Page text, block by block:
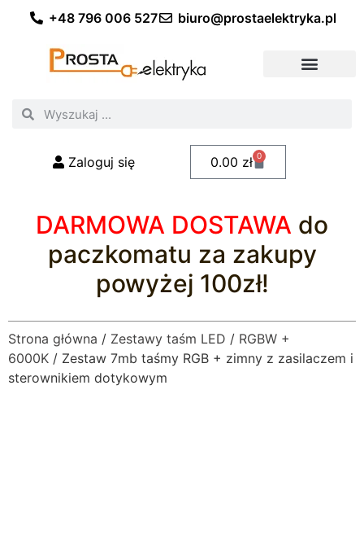
+48 796 006 527 biuro@prostaelektryka.pl
Zaloguj się 0.00 zł 0
DARMOWA DOSTAWA do
paczkomatu za zakupy
powyżej 100zł!
Strona główna / Zestawy taśm LED / RGBW +
6000K / Zestaw 7mb taśmy RGB + zimny z zasilaczem i
sterownikiem dotykowym